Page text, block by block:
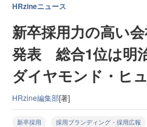
HRzineニュース
新卒採用力の高い
発表 総合1位は明
ダイヤモンド・ヒ
HRzine編集部[著]
新卒採用 採用ブランディング・採用広報